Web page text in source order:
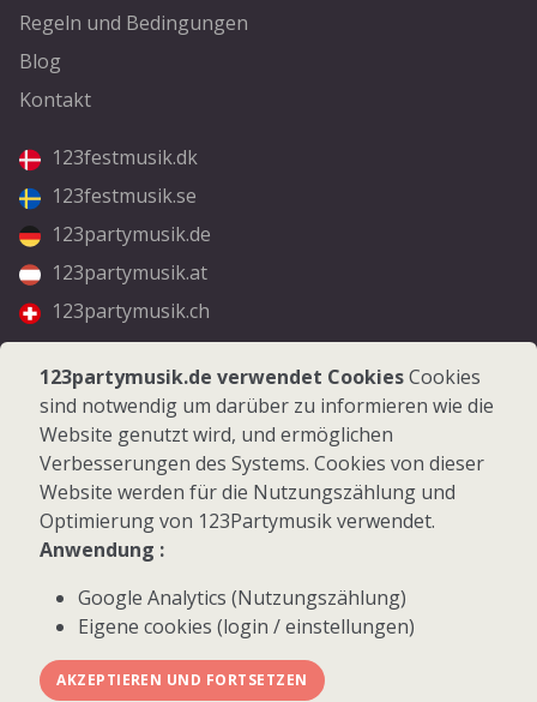
Regeln und Bedingungen
Blog
Kontakt
123festmusik.dk
123festmusik.se
123partymusik.de
123partymusik.at
123partymusik.ch
Folgen Sie uns
Facebook
Instagram
© 2026 123Partymusik.de - Alle Rechte vorbehalten
123partymusik.de verwendet CookiesCookies
sind notwendig um darüber zu informieren wie die
Website genutzt wird, und ermöglichen
Verbesserungen des Systems. Cookies von dieser
Website werden für die Nutzungszählung und
Optimierung von 123Partymusik verwendet.
Anwendung :
Google Analytics (Nutzungszählung)
Eigene cookies (login / einstellungen)
AKZEPTIEREN UND FORTSETZEN